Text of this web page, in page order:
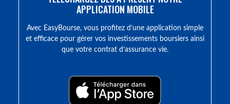
APPLICATION MOBILE
Avec EasyBourse, vous profitez d’une application simple
et efficace pour gérer vos investissements boursiers ainsi
que votre contrat d’assurance vie.